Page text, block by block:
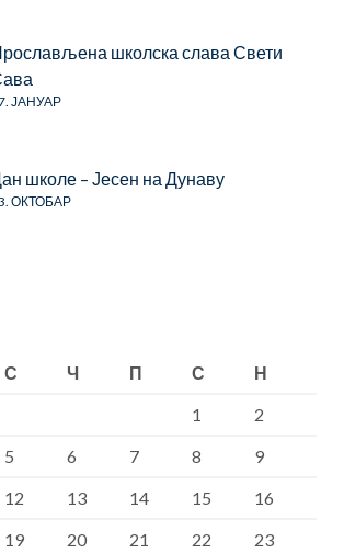
школска слава Свети
ЈАНУАР
школе – Јесен на Дунаву
ОКТОБАР
С Ч П С
Н
1
2
5 6 7 8
9
12 13 14 15
16
19 20 21 22
23